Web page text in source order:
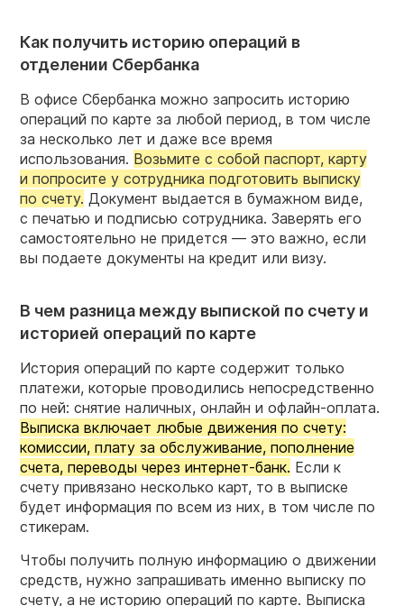
Как получить историю операций в
отделении Сбербанка
В офисе Сбербанка можно запросить историю
операций по карте за любой период, в том числе
за несколько лет и даже все время
использования. Возьмите с собой паспорт, карту
и попросите у сотрудника подготовить выписку
по счету. Документ выдается в бумажном виде,
с печатью и подписью сотрудника. Заверять его
самостоятельно не придется — это важно, если
вы подаете документы на кредит или визу.
В чем разница между выпиской по счету и
историей операций по карте
История операций по карте содержит только
платежи, которые проводились непосредственно
по ней: снятие наличных, онлайн и офлайн-оплата.
Выписка включает любые движения по счету:
комиссии, плату за обслуживание, пополнение
счета, переводы через интернет-банк. Если к
счету привязано несколько карт, то в выписке
будет информация по всем из них, в том числе по
стикерам.
Чтобы получить полную информацию о движении
средств, нужно запрашивать именно выписку по
счету, а не историю операций по карте. Выписка